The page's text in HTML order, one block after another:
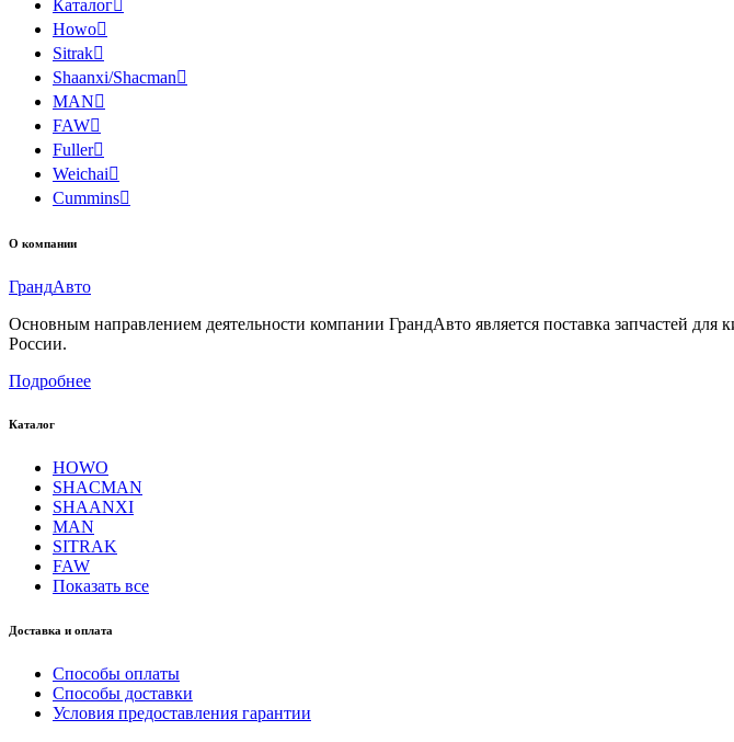
Каталог
Howo
Sitrak
Shaanxi/Shacman
MAN
FAW
Fuller
Weichai
Cummins
О компании
ГрандАвто
Основным направлением деятельности компании ГрандАвто является поставка запчастей
России.
Подробнее
Каталог
HOWO
SHACMAN
SHAANXI
MAN
SITRAK
FAW
Показать все
Доставка и оплата
Способы оплаты
Способы доставки
Условия предоставления гарантии